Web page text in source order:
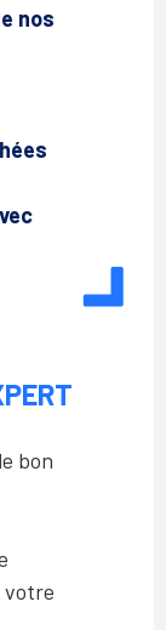
nos
bon
votre